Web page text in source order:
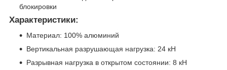
блокировки
Характеристики:
Материал: 100% алюминий
Вертикальная разрушающая нагрузка: 24 кН
Разрывная нагрузка в открытом состоянии: 8 кН